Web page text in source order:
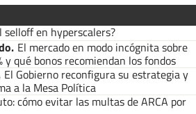
selloff en hyperscalers?
. El mercado en modo incógnita sobre
y qué bonos recomiendan los fondos
El Gobierno reconfigura su estrategia y
a la Mesa Política
cómo evitar las multas de ARCA por